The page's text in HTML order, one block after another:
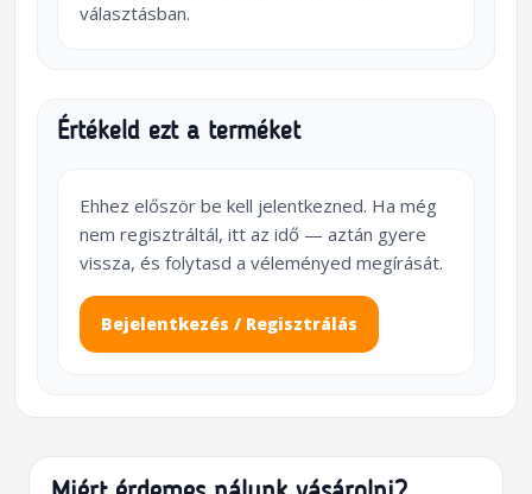
választásban.
Értékeld ezt a terméket
Ehhez először be kell jelentkezned. Ha még
nem regisztráltál, itt az idő — aztán gyere
vissza, és folytasd a véleményed megírását.
Bejelentkezés / Regisztrálás